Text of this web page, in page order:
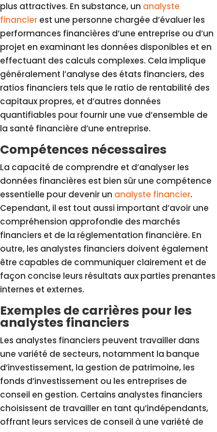
plus attractives. En substance, un analyste
financier est une personne chargée d’évaluer les
performances financières d’une entreprise ou d’un
projet en examinant les données disponibles et en
effectuant des calculs complexes. Cela implique
généralement l’analyse des états financiers, des
ratios financiers tels que le ratio de rentabilité des
capitaux propres, et d’autres données
quantifiables pour fournir une vue d’ensemble de
la santé financière d’une entreprise.
Compétences nécessaires
La capacité de comprendre et d’analyser les
données financières est bien sûr une compétence
essentielle pour devenir un analyste financier.
Cependant, il est tout aussi important d’avoir une
compréhension approfondie des marchés
financiers et de la réglementation financière. En
outre, les analystes financiers doivent également
être capables de communiquer clairement et de
façon concise leurs résultats aux parties prenantes
internes et externes.
Exemples de carrières pour les
analystes financiers
Les analystes financiers peuvent travailler dans
une variété de secteurs, notamment la banque
d’investissement, la gestion de patrimoine, les
fonds d’investissement ou les entreprises de
conseil en gestion. Certains analystes financiers
choisissent de travailler en tant qu’indépendants,
offrant leurs services de conseil à une variété de